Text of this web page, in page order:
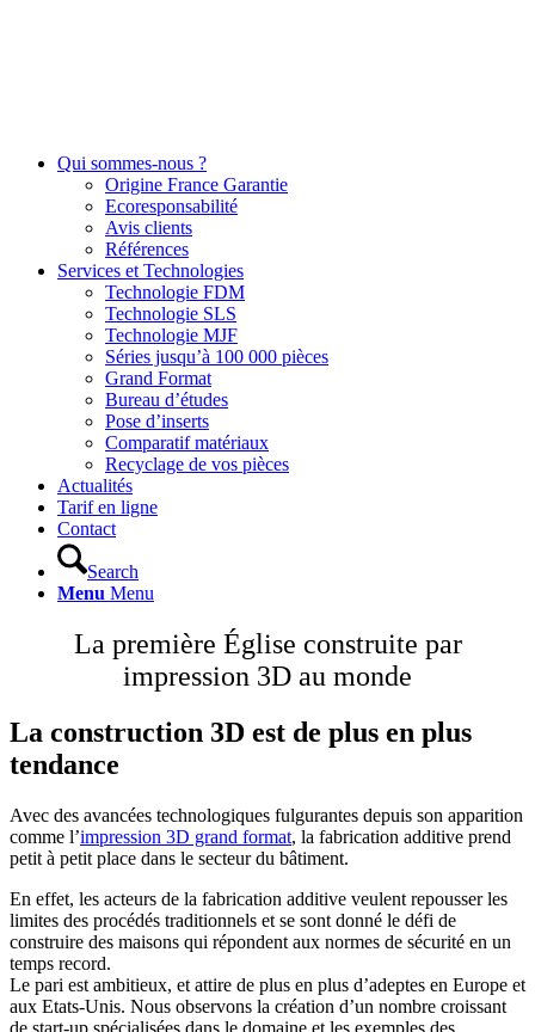
Qui sommes-nous ?
Origine France Garantie
Ecoresponsabilité
Avis clients
Références
Services et Technologies
Technologie FDM
Technologie SLS
Technologie MJF
Séries jusqu’à 100 000 pièces
Grand Format
Bureau d’études
Pose d’inserts
Comparatif matériaux
Recyclage de vos pièces
Actualités
Tarif en ligne
Contact
Search
Menu Menu
La première Église construite par
impression 3D au monde
La construction 3D est de plus en plus
tendance
Avec des avancées technologiques fulgurantes depuis son apparition
comme l’impression 3D grand format, la fabrication additive prend
petit à petit place dans le secteur du bâtiment.
En effet, les acteurs de la fabrication additive veulent repousser les
limites des procédés traditionnels et se sont donné le défi de
construire des maisons qui répondent aux normes de sécurité en un
temps record.
Le pari est ambitieux, et attire de plus en plus d’adeptes en Europe et
aux Etats-Unis. Nous observons la création d’un nombre croissant
de start-up spécialisées dans le domaine et les exemples des